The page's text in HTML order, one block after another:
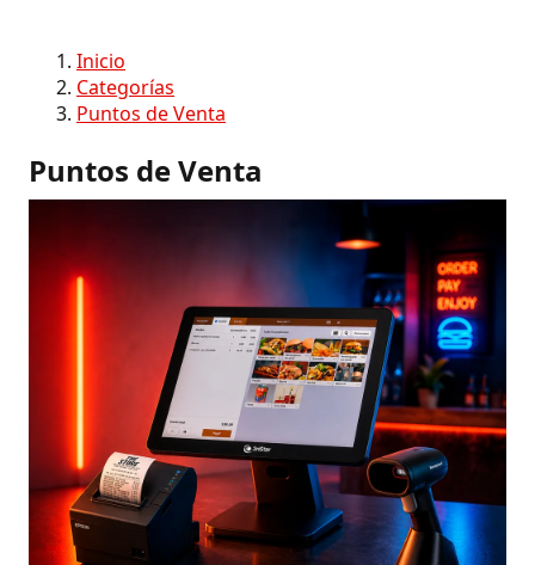
Inicio
Categorías
Puntos de Venta
Puntos de Venta